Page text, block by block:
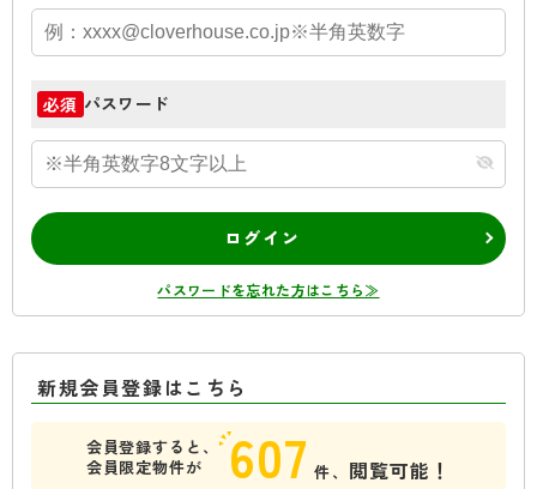
必須 パスワード
ログイン
パスワードを忘れた方はこちら≫
新規会員登録はこちら
会員登録すると、
会員限定物件が
607 件、 閲覧可能！